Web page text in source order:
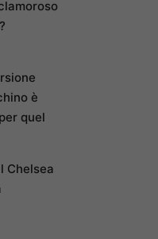
è
quel
Chelsea